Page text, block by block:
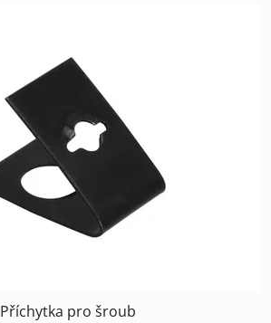
Příchytka pro šroub